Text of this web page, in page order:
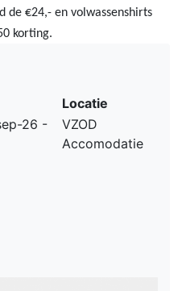
de €24,- en volwassenshirts
korting.
Locatie
26 -
VZOD
Accomodatie